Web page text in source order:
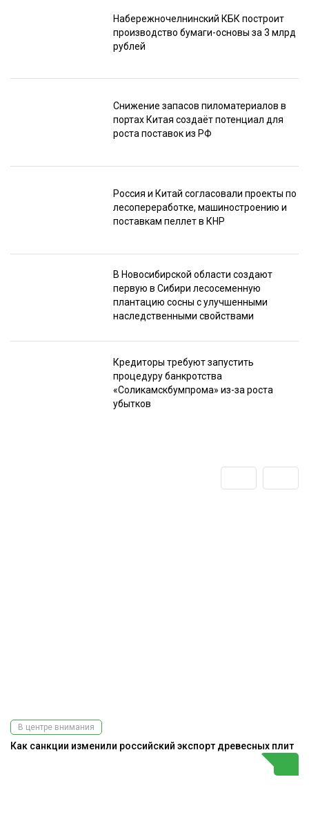
Набережночелнинский КБК построит
производство бумаги-основы за 3 млрд
рублей
Снижение запасов пиломатериалов в
портах Китая создаёт потенциал для
роста поставок из РФ
Россия и Китай согласовали проекты по
лесопереработке, машиностроению и
поставкам пеллет в КНР
В Новосибирской области создают
первую в Сибири лесосеменную
плантацию сосны с улучшенными
наследственными свойствами
Кредиторы требуют запустить
процедуру банкротства
«Соликамскбумпрома» из-за роста
убытков
В центре внимания
Как санкции изменили российский экспорт древесных плит